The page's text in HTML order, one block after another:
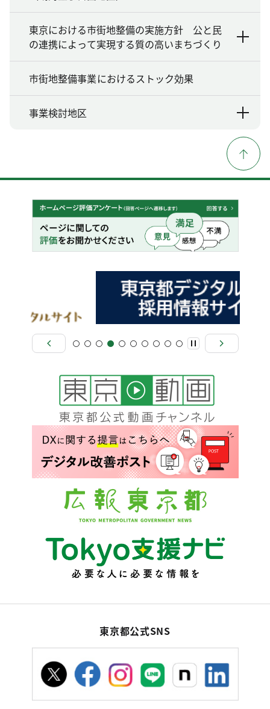
東京における市街地整備の実施方針 公と民
の連携によって実現する質の高いまちづくり
市街地整備事業におけるストック効果
事業検討地区
東京都公式SNS